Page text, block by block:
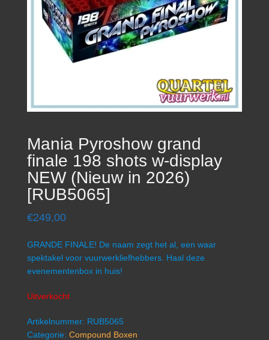
Mania Pyroshow grand
finale 198 shots w-display
NEW (Nieuw in 2026)
[RUB5065]
€249,00
GRANDE FINALE! De naam zegt het al, een waar
spektakel voor vuurwerkliefhebbers. Haal deze
evenementenbox in huis!
Uitverkocht
Artikelnummer: RUB5065
Categorie: Compound Boxen